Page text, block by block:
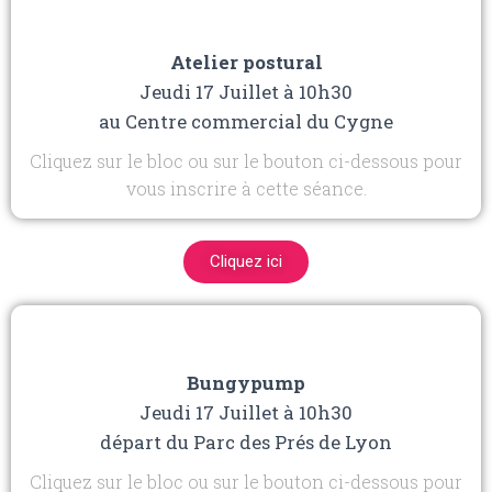
Atelier postural
Jeudi 17 Juillet à 10h30
au Centre commercial du Cygne
Cliquez sur le bloc ou sur le bouton ci-dessous pour
vous inscrire à cette séance.
Cliquez ici
Bungypump
Jeudi 17 Juillet à 10h30
départ du Parc des Prés de Lyon
Cliquez sur le bloc ou sur le bouton ci-dessous pour